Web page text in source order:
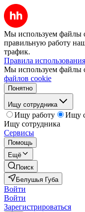
Мы используем файлы
правильную работу
трафик.
Правила
Мы используем файлы
файлов cookie
Понятно
Ищу сотрудника
Ищу работу
Ищу
Ищу сотрудника
Сервисы
Помощь
Ещё
Поиск
Белушья Губа
Войти
Войти
Зарегистрироваться